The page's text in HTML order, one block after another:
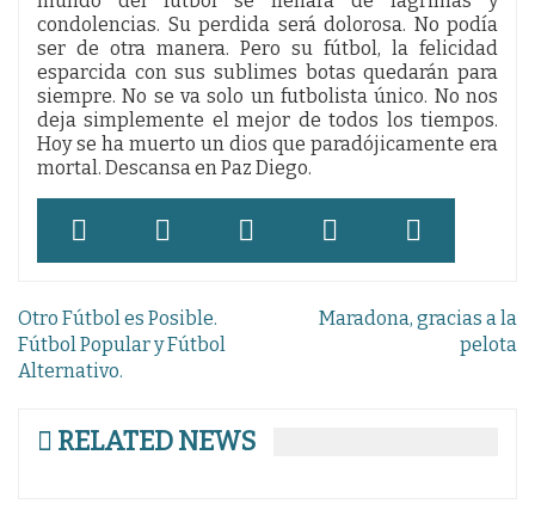
condolencias. Su perdida será dolorosa. No podía
ser de otra manera. Pero su fútbol, la felicidad
esparcida con sus sublimes botas quedarán para
siempre. No se va solo un futbolista único. No nos
deja simplemente el mejor de todos los tiempos.
Hoy se ha muerto un dios que paradójicamente era
mortal. Descansa en Paz Diego.
Navegación
de
entradas
Otro Fútbol es Posible.
Fútbol Popular y Fútbol
Alternativo.
Maradona, gracias a la
pelota
RELATED NEWS